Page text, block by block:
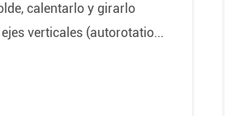
calentarlo y girarlo
verticales (autorotatio...